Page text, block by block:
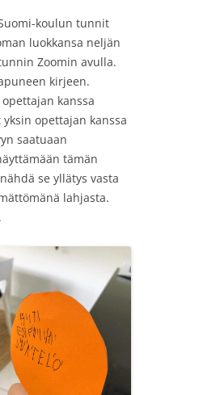
koulun tunnit
luokkansa neljän
Zoomin avulla.
kirjeen.
kanssa
opettajan kanssa
saatuaan
tämän
se yllätys vasta
lahjasta.